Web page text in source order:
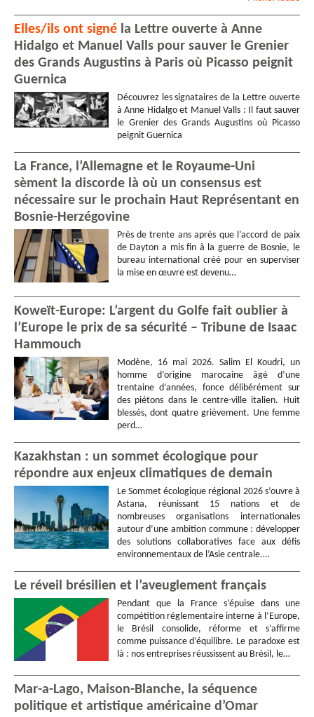
Elles/ils ont signé la Lettre ouverte à Anne
Hidalgo et Manuel Valls pour sauver le Grenier
des Grands Augustins à Paris où Picasso peignit
Guernica
Découvrez les signataires de la Lettre ouverte
à Anne Hidalgo et Manuel Valls : Il faut sauver
le Grenier des Grands Augustins où Picasso
peignit Guernica
La France, l’Allemagne et le Royaume-Uni
sèment la discorde là où un consensus est
nécessaire sur le prochain Haut Représentant en
Bosnie-Herzégovine
Près de trente ans après que l’accord de paix
de Dayton a mis fin à la guerre de Bosnie, le
bureau international créé pour en superviser
la mise en œuvre est devenu…
Koweït-Europe: L’argent du Golfe fait oublier à
l’Europe le prix de sa sécurité – Tribune de Isaac
Hammouch
Modène, 16 mai 2026. Salim El Koudri, un
homme d’origine marocaine âgé d’une
trentaine d’années, fonce délibérément sur
des piétons dans le centre-ville italien. Huit
blessés, dont quatre grièvement. Une femme
perd…
Kazakhstan : un sommet écologique pour
répondre aux enjeux climatiques de demain
Le Sommet écologique régional 2026 s’ouvre à
Astana, réunissant 15 nations et de
nombreuses organisations internationales
autour d’une ambition commune : développer
des solutions collaboratives face aux défis
environnementaux de l’Asie centrale.…
Le réveil brésilien et l’aveuglement français
Pendant que la France s’épuise dans une
compétition réglementaire interne à l’Europe,
le Brésil consolide, réforme et s’affirme
comme puissance d’équilibre. Le paradoxe est
là : nos entreprises réussissent au Brésil, le…
Mar-a-Lago, Maison-Blanche, la séquence
politique et artistique américaine d’Omar